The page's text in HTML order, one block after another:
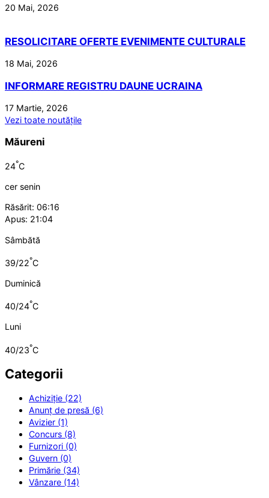
20 Mai, 2026
RESOLICITARE OFERTE EVENIMENTE CULTURALE
18 Mai, 2026
INFORMARE REGISTRU DAUNE UCRAINA
17 Martie, 2026
Vezi toate noutățile
Măureni
24°C
cer senin
Răsărit: 06:16
Apus: 21:04
Sâmbătă
39/22°C
Duminică
40/24°C
Luni
40/23°C
Categorii
Achiziție (22)
Anunț de presă (6)
Avizier (1)
Concurs (8)
Furnizori (0)
Guvern (0)
Primărie (34)
Vânzare (14)